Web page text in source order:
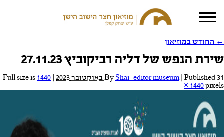
אני מאשר/ת אתתנאי הפרטיות
← החודש במוזיאון
שירת הנפש של דליה רביקוביץ 27.11.23
By Shai_editor museum Published31 באוקטובר 2023
1440
× 1440pixels